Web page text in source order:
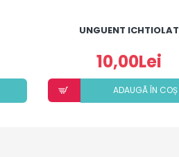
UNGUENT ICHTIOLAT
10,00Lei
ADAUGÃ ÎN COȘ